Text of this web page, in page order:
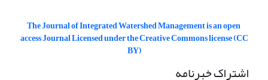
The Journal of Integrated Watershed Management is an open
access Journal Licensed under the Creative Commons license (CC
BY)
اشتراک خبرنامه